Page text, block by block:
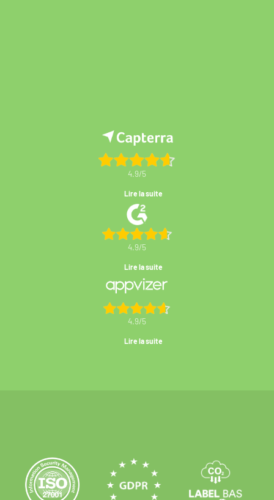
4.9/5
Lire la suite
4.9/5
Lire la suite
4.9/5
Lire la suite